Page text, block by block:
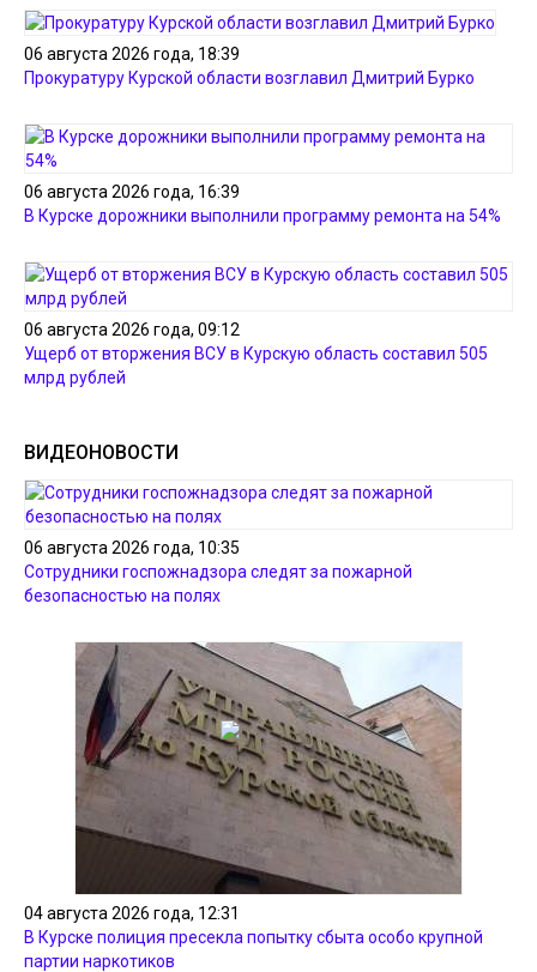
06 августа 2026 года, 18:39
Прокуратуру Курской области возглавил Дмитрий Бурко
06 августа 2026 года, 16:39
В Курске дорожники выполнили программу ремонта на 54%
06 августа 2026 года, 09:12
Ущерб от вторжения ВСУ в Курскую область составил 505
млрд рублей
ВИДЕОНОВОСТИ
06 августа 2026 года, 10:35
Сотрудники госпожнадзора следят за пожарной
безопасностью на полях
04 августа 2026 года, 12:31
В Курске полиция пресекла попытку сбыта особо крупной
партии наркотиков